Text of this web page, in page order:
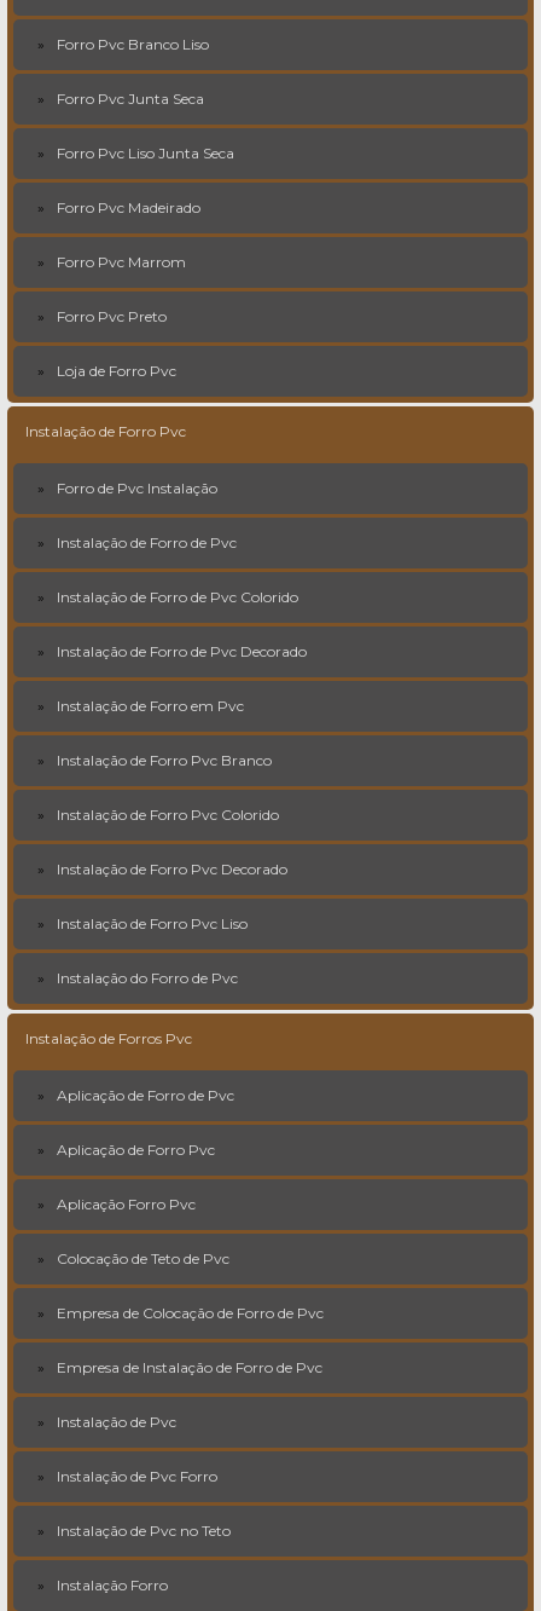
Forro Pvc Branco Liso
Forro Pvc Junta Seca
Forro Pvc Liso Junta Seca
Forro Pvc Madeirado
Forro Pvc Marrom
Forro Pvc Preto
Loja de Forro Pvc
Instalação de Forro Pvc
Forro de Pvc Instalação
Instalação de Forro de Pvc
Instalação de Forro de Pvc Colorido
Instalação de Forro de Pvc Decorado
Instalação de Forro em Pvc
Instalação de Forro Pvc Branco
Instalação de Forro Pvc Colorido
Instalação de Forro Pvc Decorado
Instalação de Forro Pvc Liso
Instalação do Forro de Pvc
Instalação de Forros Pvc
Aplicação de Forro de Pvc
Aplicação de Forro Pvc
Aplicação Forro Pvc
Colocação de Teto de Pvc
Empresa de Colocação de Forro de Pvc
Empresa de Instalação de Forro de Pvc
Instalação de Pvc
Instalação de Pvc Forro
Instalação de Pvc no Teto
Instalação Forro